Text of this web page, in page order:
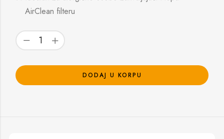
AirClean filteru
DODAJ U KORPU